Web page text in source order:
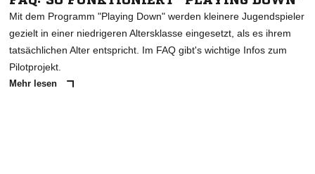
Mit dem Programm "Playing Down" werden kleinere Jugendspieler
gezielt in einer niedrigeren Altersklasse eingesetzt, als es ihrem
tatsächlichen Alter entspricht. Im FAQ gibt's wichtige Infos zum
Pilotprojekt.
Mehr lesen